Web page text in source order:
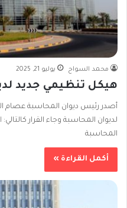
محمد السواح يوليو 21, 2025
هيكل تنظيمي جديد
أصدر رئيس ديوان المحاسبة عصام
لديوان المحاسبة وجاء القرار
المحاسبة
أكمل القراءة »